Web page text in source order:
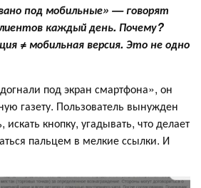
под мобильные» — говорят
каждый день. Почему?
≠ мобильная версия. Это не одно
под экран смартфона», он
газету. Пользователь вынужден
искать кнопку, угадывать, что делает
пальцем в мелкие ссылки. И